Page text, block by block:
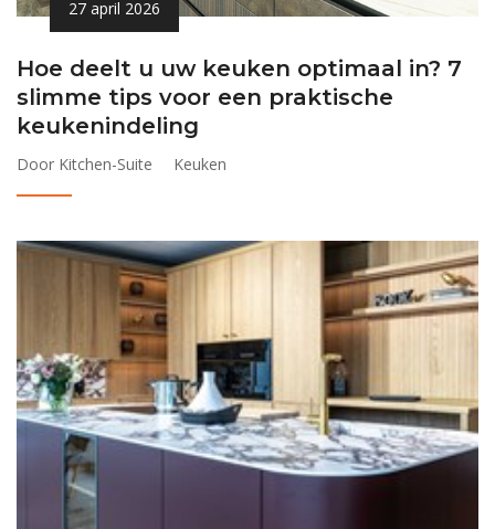
27 april 2026
Hoe deelt u uw keuken optimaal in? 7
slimme tips voor een praktische
keukenindeling
Door Kitchen-Suite Keuken